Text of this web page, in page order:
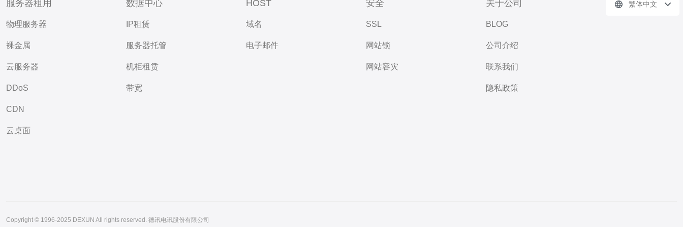
服务器租用
物理服务器
裸金属
云服务器
DDoS
CDN
云桌面
数据中心
IP租赁
服务器托管
机柜租赁
带宽
HOST
域名
电子邮件
安全
SSL
网站锁
网站容灾
关于公司
BLOG
公司介绍
联系我们
隐私政策
繁体中文
Copyright © 1996-2025 DEXUN All rights reserved. 德讯电讯股份有限公司